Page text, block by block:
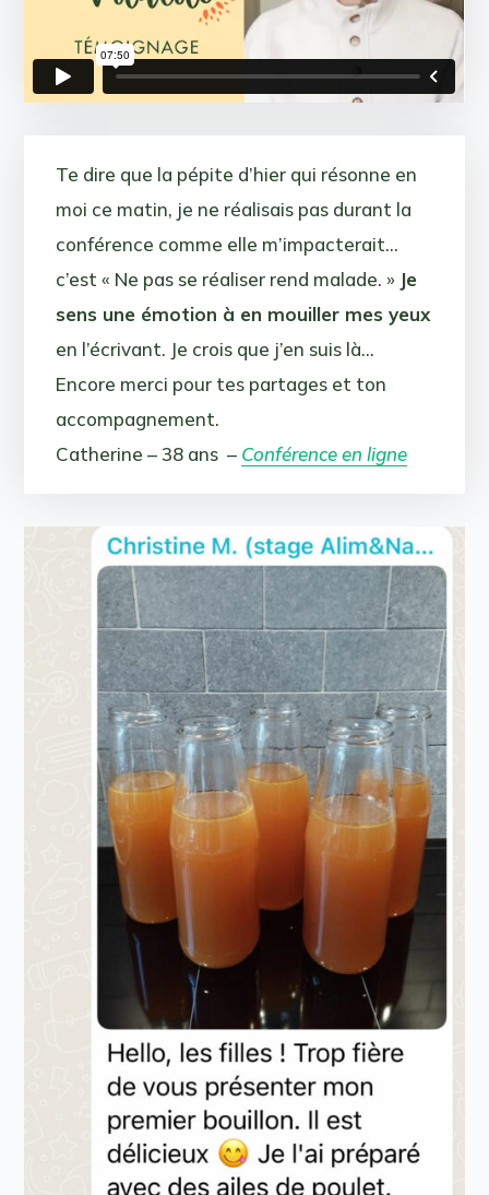
Te dire que la pépite d’hier qui résonne en
moi ce matin, je ne réalisais pas durant la
conférence comme elle m’impacterait…
c’est « Ne pas se réaliser rend malade. » Je
sens une émotion à en mouiller mes yeux
en l’écrivant. Je crois que j’en suis là…
Encore merci pour tes partages et ton
accompagnement.
Catherine – 38 ans – Conférence en ligne